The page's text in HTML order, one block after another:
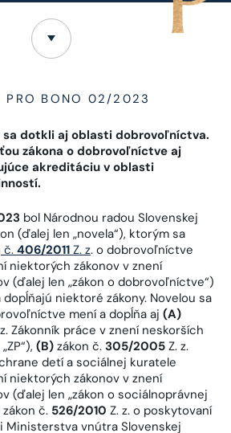
PRO BONO 02/2023
sa dotkli aj oblasti dobrovoľníctva.
zákona o dobrovoľníctve aj
akreditáciu v oblasti
bol Národnou radou Slovenskej
(ďalej len „novela“), ktorým sa
č. 406/2011 Z. z. o dobrovoľníctve
niektorých zákonov v znení
(ďalej len „zákon o dobrovoľníctve“)
niektoré zákony. Novelou sa
mení a dopĺňa aj (A)
Zákonník práce v znení neskorších
(B) zákon č. 305/2005 Z. z.
detí a sociálnej kuratele
niektorých zákonov v znení
(ďalej len „zákon o sociálnoprávnej
zákon č. 526/2010 Z. z. o poskytovaní
vnútra Slovenskej